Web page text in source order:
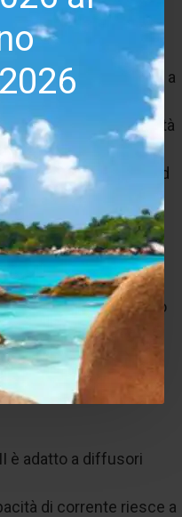
4 MkII riesce a
di controllo,
sonora. La capacità
assoluta
diffusori high-end
timbrico o
stereo realmente
costruttivi
impianti stereo
4 MkII
convincenti nel
è adatto a diffusori
di corrente riesce a